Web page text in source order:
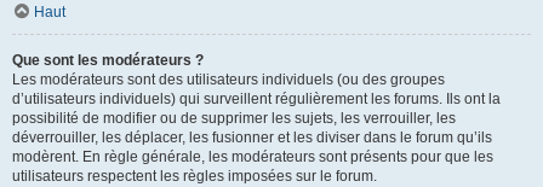
Haut
Que sont les modérateurs ?
Les modérateurs sont des utilisateurs individuels (ou des groupes
d’utilisateurs individuels) qui surveillent régulièrement les forums. Ils ont la
possibilité de modifier ou de supprimer les sujets, les verrouiller, les
déverrouiller, les déplacer, les fusionner et les diviser dans le forum qu’ils
modèrent. En règle générale, les modérateurs sont présents pour que les
utilisateurs respectent les règles imposées sur le forum.